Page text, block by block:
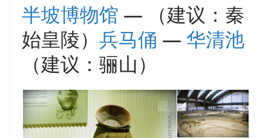
半坡博物馆 — （建议：秦
始皇陵） 兵马俑 — 华清池
（建议：骊山）